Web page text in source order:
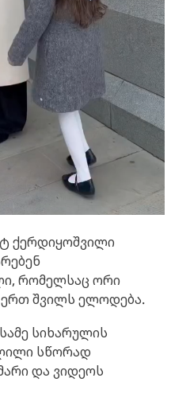
ქერდიყოშვილი
რომელსაც ორი
ერთ შვილს ელოდება.
სიხარულის
სწორად
და ვიდეოს